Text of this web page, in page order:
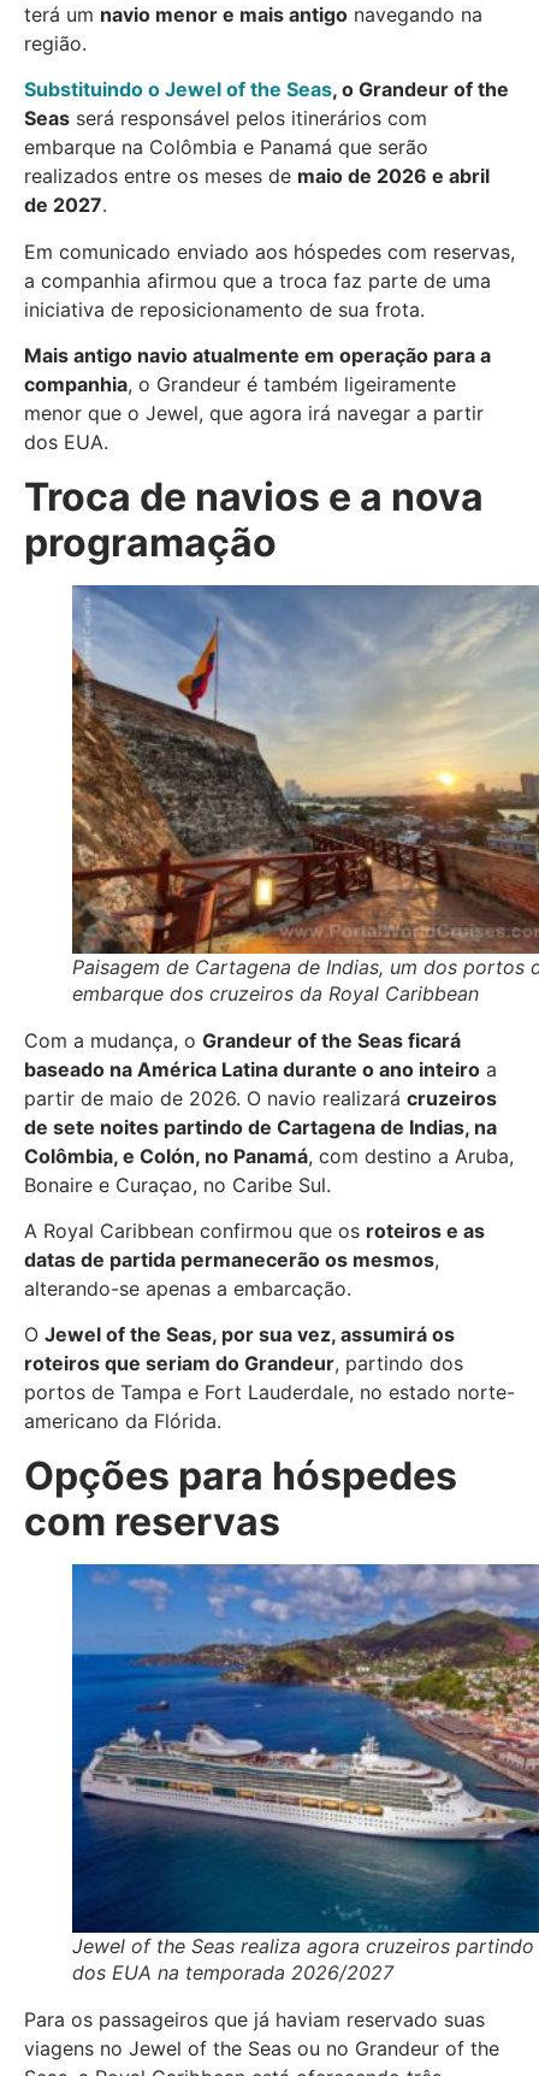
terá um navio menor e mais antigo navegando na
região.
Substituindo o Jewel of the Seas, o Grandeur of the
Seas será responsável pelos itinerários com
embarque na Colômbia e Panamá que serão
realizados entre os meses de maio de 2026 e abril
de 2027.
Em comunicado enviado aos hóspedes com reservas,
a companhia afirmou que a troca faz parte de uma
iniciativa de reposicionamento de sua frota.
Mais antigo navio atualmente em operação para a
companhia, o Grandeur é também ligeiramente
menor que o Jewel, que agora irá navegar a partir
dos EUA.
Troca de navios e a nova
programação
Paisagem de Cartagena de Indias, um dos portos
embarque dos cruzeiros da Royal Caribbean
Com a mudança, o Grandeur of the Seas ficará
baseado na América Latina durante o ano inteiro a
partir de maio de 2026. O navio realizará cruzeiros
de sete noites partindo de Cartagena de Indias, na
Colômbia, e Colón, no Panamá, com destino a Aruba,
Bonaire e Curaçao, no Caribe Sul.
A Royal Caribbean confirmou que os roteiros e as
datas de partida permanecerão os mesmos,
alterando-se apenas a embarcação.
O Jewel of the Seas, por sua vez, assumirá os
roteiros que seriam do Grandeur, partindo dos
portos de Tampa e Fort Lauderdale, no estado norte-
americano da Flórida.
Opções para hóspedes
com reservas
Jewel of the Seas realiza agora cruzeiros partindo
dos EUA na temporada 2026/2027
Para os passageiros que já haviam reservado suas
viagens no Jewel of the Seas ou no Grandeur of the